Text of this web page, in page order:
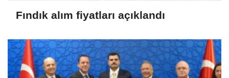
Fındık alım fiyatları açıklandı